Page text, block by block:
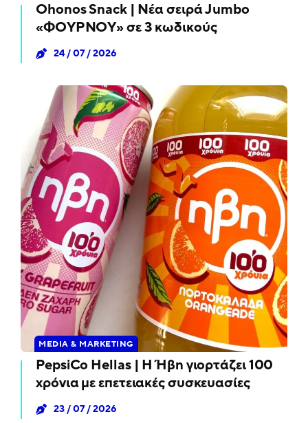
Ohonos Snack | Νέα σειρά Jumbo
«ΦΟΥΡΝΟΥ» σε 3 κωδικούς
24 / 07 / 2026
MEDIA & MARKETING
PepsiCo Hellas | Η Ήβη γιορτάζει 100
χρόνια με επετειακές συσκευασίες
23 / 07 / 2026